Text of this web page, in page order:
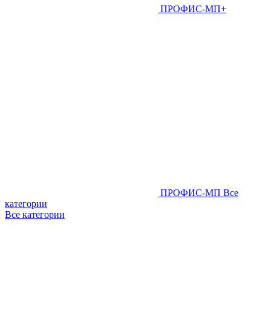
ПРОФИС-МП+
ПРОФИС-МП Все
категории
Все категории